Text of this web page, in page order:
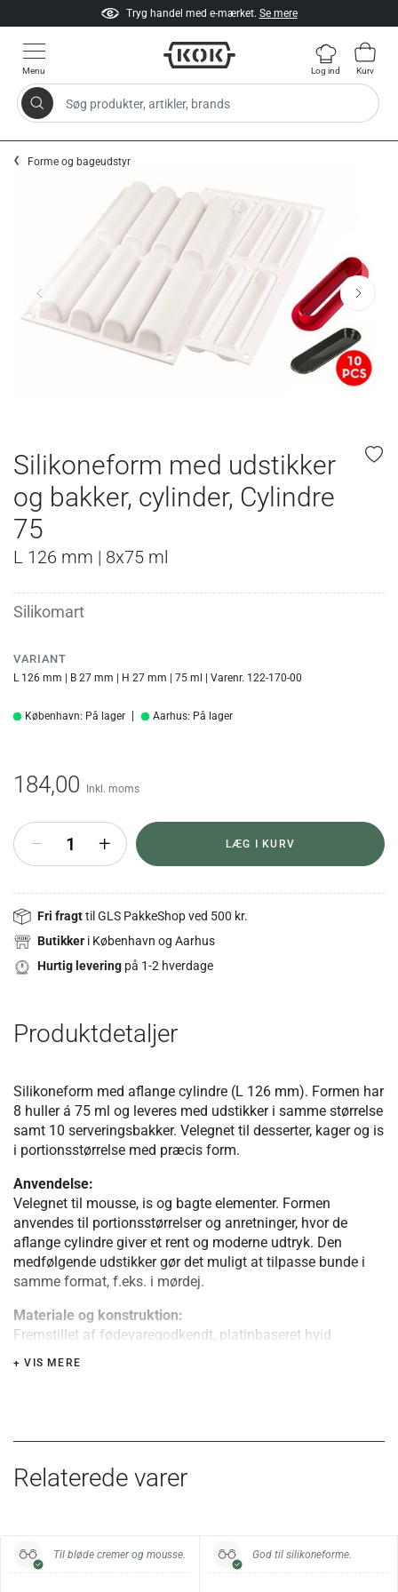
Tryg handel med e-mærket. Se mere
Menu
Søg produkter, artikler, brands
Log ind Kurv
Forme og bageudstyr
Silikoneform med udstikker
og bakker, cylinder, Cylindre
75
L 126 mm | 8x75 ml
Silikomart
VARIANT
L 126 mm | B 27 mm | H 27 mm | 75 ml | Varenr. 122-170-00
København: På lager Aarhus: På lager
184,00 Inkl. moms
+ LÆG I KURV
Fri fragttil GLS PakkeShop ved 500 kr.
Butikker i København og Aarhus
Hurtig levering på 1-2 hverdage
Produktdetaljer
Silikoneform med aflange cylindre (L 126 mm). Formen har
8 huller á 75 ml og leveres med udstikker i samme størrelse
samt 10 serveringsbakker. Velegnet til desserter, kager og is
i portionsstørrelse med præcis form.
Anvendelse:
Velegnet til mousse, is og bagte elementer. Formen
anvendes til portionsstørrelser og anretninger, hvor de
aflange cylindre giver et rent og moderne udtryk. Den
medfølgende udstikker gør det muligt at tilpasse bunde i
samme format, f.eks. i mørdej.
Materiale og konstruktion:
Fremstillet af fødevaregodkendt, platinbaseret hvid
silikone. Materialet er fleksibelt, formstabilt og fri for BPA
Tåler temperaturer fra -60 °C til +230 °C og kan anvendes i
både ovn, fryser og mikroovn. Undgå brug af grill- og
crispfunktioner. Eventuelle medfølgende plastdele tåler ikke
Særlige fordele eller tips:
+ VIS MERE
Relaterede varer
Til bløde cremer og mousse. God til silikoneforme.